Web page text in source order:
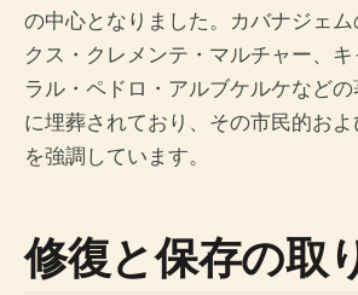
の中心となりました。カバナジェ
クス・クレメンテ・マルチャー、
ラル・ペドロ・アルブケルケなど
に埋葬されており、その市民的お
を強調しています。
修復と保存の取